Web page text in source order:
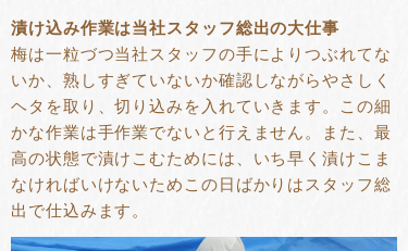
漬け込み作業は当社スタッフ総出の大仕事
梅は一粒づつ当社スタッフの手によりつぶれてな
いか、熟しすぎていないか確認しながらやさしく
ヘタを取り、切り込みを入れていきます。この細
かな作業は手作業でないと行えません。また、最
高の状態で漬けこむためには、いち早く漬けこま
なければいけないためこの日ばかりはスタッフ総
出で仕込みます。